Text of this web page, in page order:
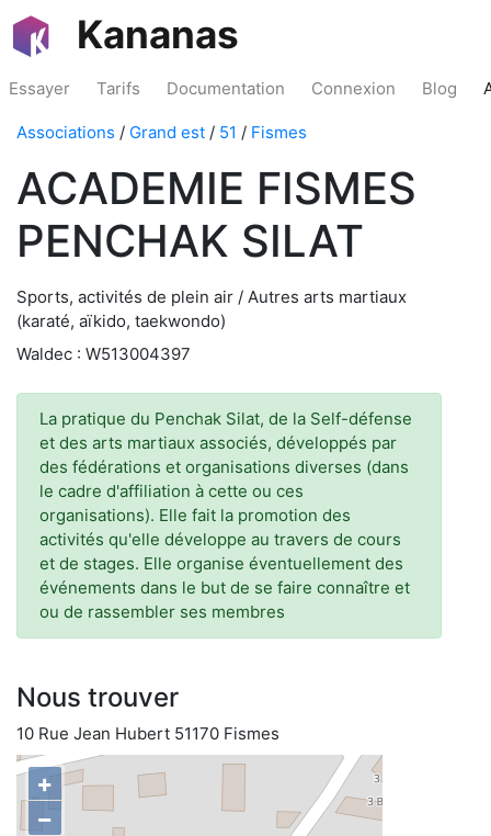
Kananas
Essayer Tarifs Documentation Connexion Blog
Associations / Grand est / 51 / Fismes
ACADEMIE FISMES
PENCHAK SILAT
Sports, activités de plein air / Autres arts martiaux
(karaté, aïkido, taekwondo)
Waldec : W513004397
La pratique du Penchak Silat, de la Self-défense
et des arts martiaux associés, développés par
des fédérations et organisations diverses (dans
le cadre d'affiliation à cette ou ces
organisations). Elle fait la promotion des
activités qu'elle développe au travers de cours
et de stages. Elle organise éventuellement des
événements dans le but de se faire connaître et
ou de rassembler ses membres
Nous trouver
10 Rue Jean Hubert 51170 Fismes
+
−